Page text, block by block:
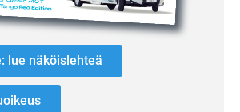
lue näköislehteä